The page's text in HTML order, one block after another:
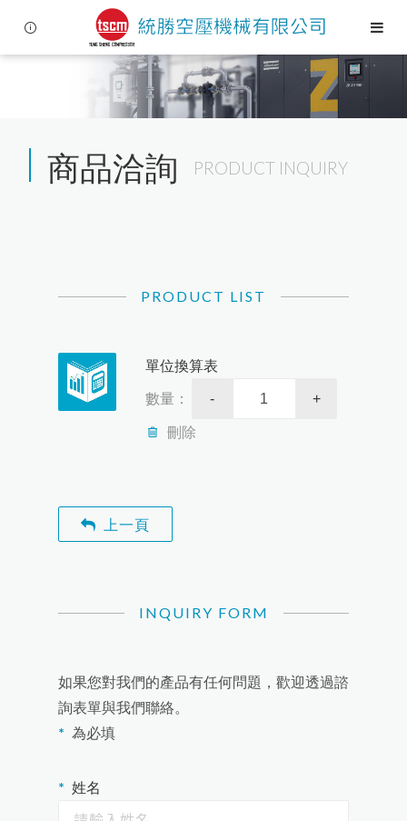
關於我們
阿特拉斯科普柯集團
往復式空壓機
無油往復式空壓機
超高壓往復式空壓機
油潤滑螺旋式空壓機
固定轉速螺旋式空壓機
可變轉速螺旋式空壓機
無油低壓螺旋式空壓機
無油渦卷式空壓機
空氣潔淨設備
吸附式乾燥機
薄膜式乾燥機
精密過濾器
第二道油細分離器
空氣桶
空壓系統節能專區空壓機熱能回收系統
空壓機變頻節能系統
特殊氣體空壓機 氧氣機
配管動力工程
商品洽詢 PRODUCT INQUIRY
PRODUCT LIST
單位換算表
數量：
- +
刪除
上一頁
INQUIRY FORM
如果您對我們的產品有任何問題，歡迎透過諮
詢表單與我們聯絡。
為必填
姓名